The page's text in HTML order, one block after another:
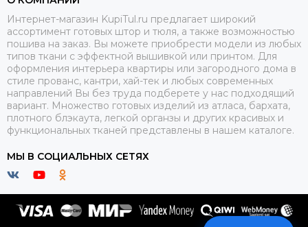
Интернет-магазин KupiTul.ru предлагает широкий
ассортимент готовых штор и тюля, а также возможностью
пошива на заказ. Вы можете приобрести модели из любых
типов ткани с эффектной вышивкой или принтом. Для
оформления интерьера квартиры или загородного дома в
стиле прованс, кантри, хай-тек и любых современных
направлений Вы без труда подберете у нас подходящий
вариант. Множество готовых изделий из атласа, бархата,
плотного блэкаута, легкой органзы и других красивых и
функциональных тканей представлены в нашем каталоге.
МЫ В СОЦИАЛЬНЫХ СЕТЯХ